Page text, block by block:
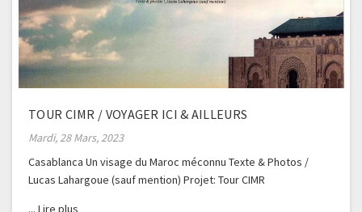
TOUR CIMR / VOYAGER ICI & AILLEURS
Mardi, 28 Mars, 2023
Casablanca Un visage du Maroc méconnu Texte & Photos /
Lucas Lahargoue (sauf mention) Projet: Tour CIMR